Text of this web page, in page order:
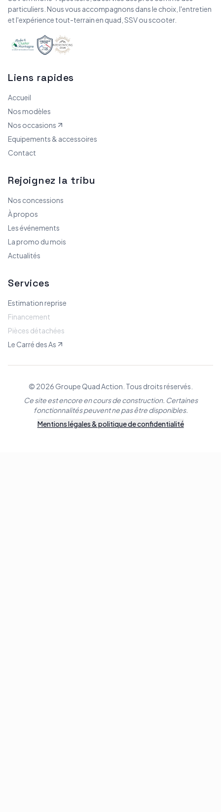
particuliers. Nous vous accompagnons dans le choix, l'entretien
et l'expérience tout-terrain en quad, SSV ou scooter.
Liens rapides
Accueil
Nos modèles
Nos occasions
Equipements & accessoires
Contact
Rejoignez la tribu
Nos concessions
À propos
Les événements
La promo du mois
Actualités
Services
Estimation reprise
Financement
Pièces détachées
Le Carré des As
© 2026 Groupe Quad Action. Tous droits réservés.
Ce site est encore en cours de construction. Certaines
fonctionnalités peuvent ne pas être disponibles.
Mentions légales & politique de confidentialité